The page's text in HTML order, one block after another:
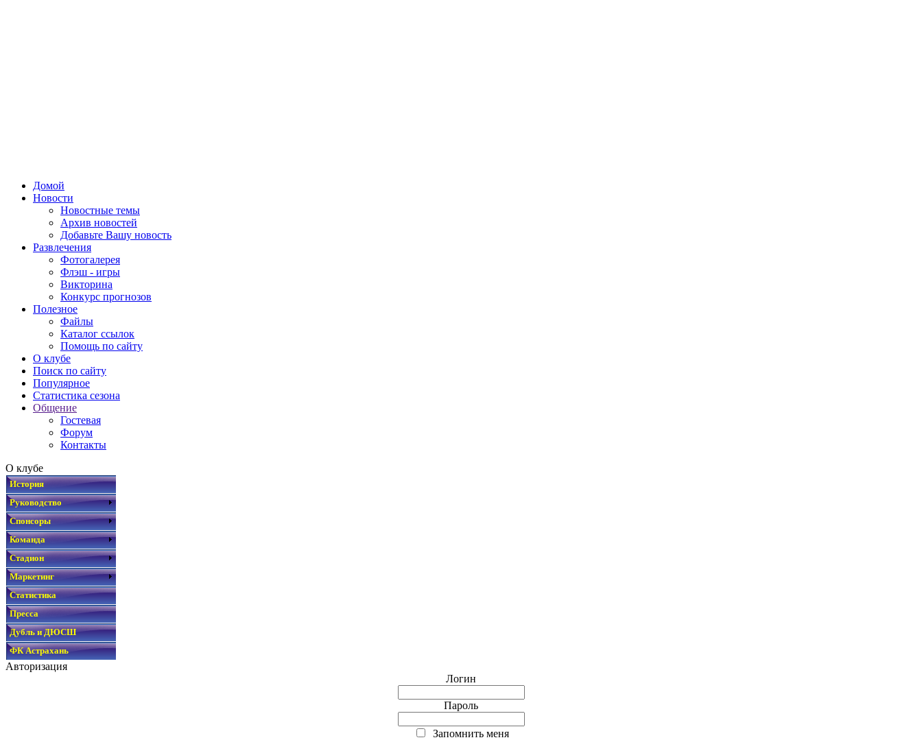
Домой
Новости
Новостные темы
Архив новостей
Добавьте Вашу новость
Развлечения
Фотогалерея
Флэш - игры
Викторина
Конкурс прогнозов
Полезное
Файлы
Каталог ссылок
Помощь по сайту
О клубе
Поиск по сайту
Популярное
Статистика сезона
Общение
Гостевая
Форум
Контакты
О клубе
История
Руководство
Спонсоры
Команда
Стадион
Маркетинг
Статистика
Пресса
Дубль и ДЮСШ
ФК Астрахань
Авторизация
Логин
Пароль
Запомнить меня